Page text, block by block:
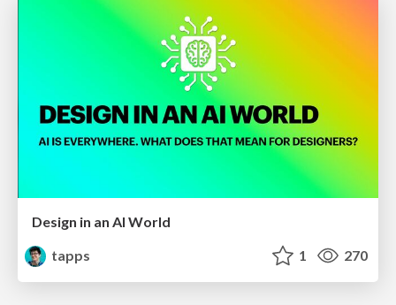
Design in an AI World
tapps
1 270